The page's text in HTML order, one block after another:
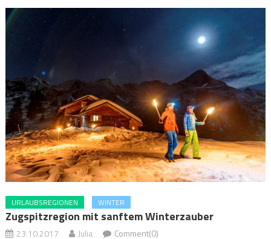
URLAUBSREGIONEN WINTER
Zugspitzregion mit sanftem Winterzauber
23.10.2017 Julia Comment(0)